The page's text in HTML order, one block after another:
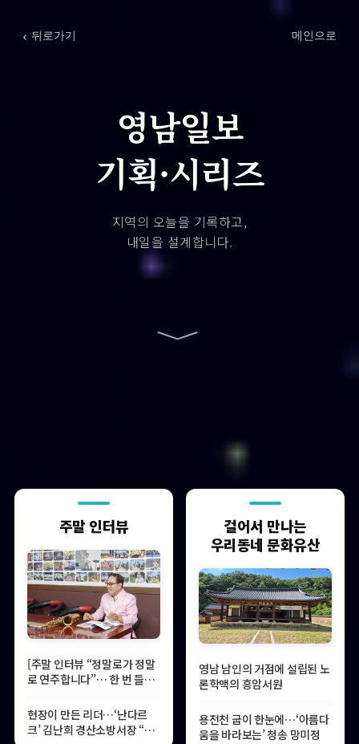
‹ 뒤로가기 메인으로
영남일보
기획·시리즈
지역의 오늘을 기록하고,
내일을 설계합니다.
﹀
주말 인터뷰
[주말 인터뷰 “정말로가 정말
로 연주합니다”… 한 번 들으
이웃 웃게 만드는 사나이
현장이 만든 리더…‘난다르
크’ 김난희 경산소방서장 “경
걸어서 만나는
우리동네 문화유산
영남 남인의 거점에 설립된 노
론학맥의 흥암서원
용전천 굽이 한눈에…‘아름다
움을 바라보는’ 청송 망미정